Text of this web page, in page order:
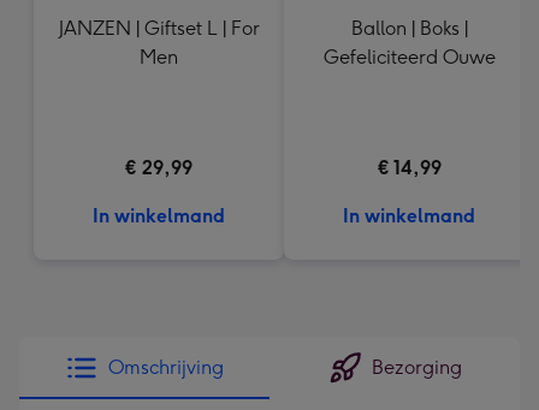
JANZEN | Giftset L | For
Men
€ 29,99
In winkelmand
Ballon | Boks |
Gefeliciteerd Ouwe
€ 14,99
In winkelmand
Omschrijving Bezorging